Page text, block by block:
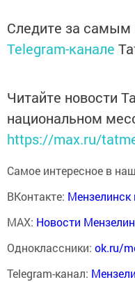
Следите за
Telegram-канале
Читайте новости
национальном
https://max.ru/
Самое интересное в
ВКонтакте:
MAX: Новости
Одноклассники: ok.ru/
Telegram-канал: